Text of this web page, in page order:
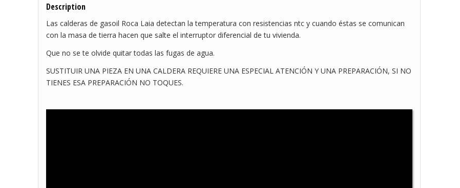
Description
Las calderas de gasoil Roca Laia detectan la temperatura con resistencias ntc y cuando éstas se comunican
con la masa de tierra hacen que salte el interruptor diferencial de tu vivienda.
Que no se te olvide quitar todas las fugas de agua.
SUSTITUIR UNA PIEZA EN UNA CALDERA REQUIERE UNA ESPECIAL ATENCIÓN Y UNA PREPARACIÓN, SI NO
TIENES ESA PREPARACIÓN NO TOQUES.